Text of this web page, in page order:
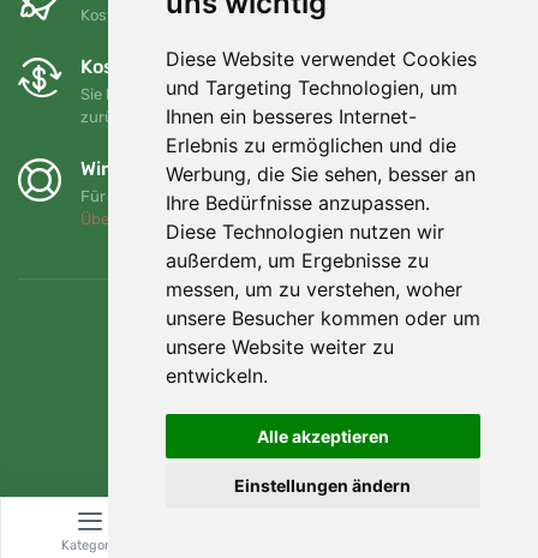
Diese Website verwendet Cookies
und Targeting Technologien, um
Ihnen ein besseres Internet-
Erlebnis zu ermöglichen und die
Werbung, die Sie sehen, besser an
Ihre Bedürfnisse anzupassen.
Diese Technologien nutzen wir
außerdem, um Ergebnisse zu
messen, um zu verstehen, woher
unsere Besucher kommen oder um
unsere Website weiter zu
entwickeln.
Alle akzeptieren
Einstellungen ändern
Kostenloser Versand für Bestellungen über 80 EUR
Kostenloser Umtausch und Rückgabe
Sie können Ihre Bestellung jederzeit innerhalb von 90 Tagen
zurückgeben oder umtauschen.
Wir unterstützen Trees.org
Für jede Bestellung pflanzen wir einen Baum! Mehr lesen
Über uns
Kategorie